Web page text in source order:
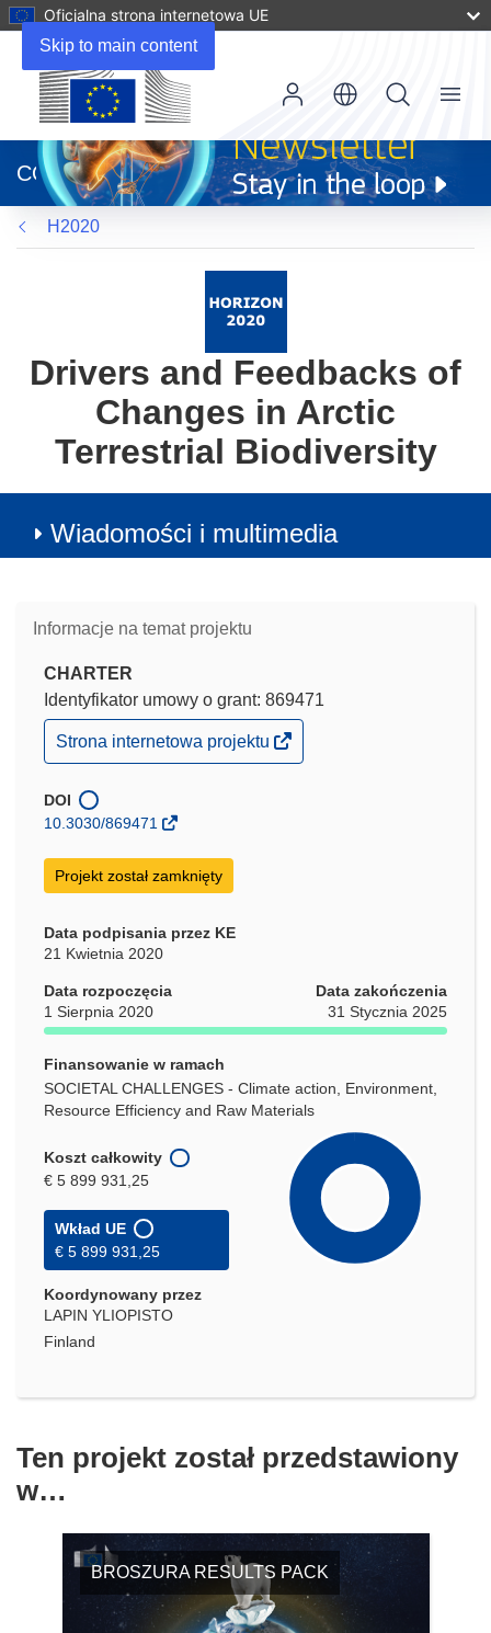
Skip to main content
Oficjalna strona internetowa UE
otworzy
się
w
nowym
oknie)
CORDIS
Menu
H2020
Drivers and Feedbacks of
Changes in Arctic
Terrestrial Biodiversity
Wiadomości i multimedia
Informacje na temat projektu
CHARTER
Identyfikator umowy o grant: 869471
(odnośnik
otworzy
w
nowym
Strona internetowa projektu
DOI
10.3030/869471
Projekt został zamknięty
Data podpisania przez KE
21 Kwietnia 2020
Data rozpoczęcia
1 Sierpnia 2020
Data zakończenia
31 Stycznia 2025
Finansowanie w ramach
SOCIETAL CHALLENGES - Climate action, Environment,
Resource Efficiency and Raw Materials
Koszt całkowity
€ 5 899 931,25
Wkład UE
€ 5 899 931,25
Koordynowany przez
LAPIN YLIOPISTO
Finland
Ten projekt został przedstawiony
w…
BROSZURA RESULTS PACK